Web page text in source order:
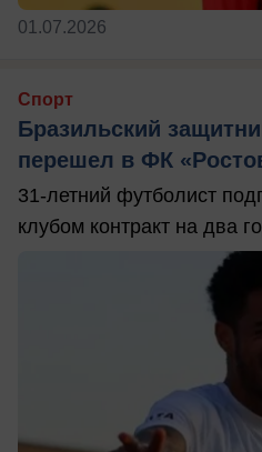
01.07.2026
Спорт
Бразильский
перешел в ФК
31-летний футболист
клубом контракт на два